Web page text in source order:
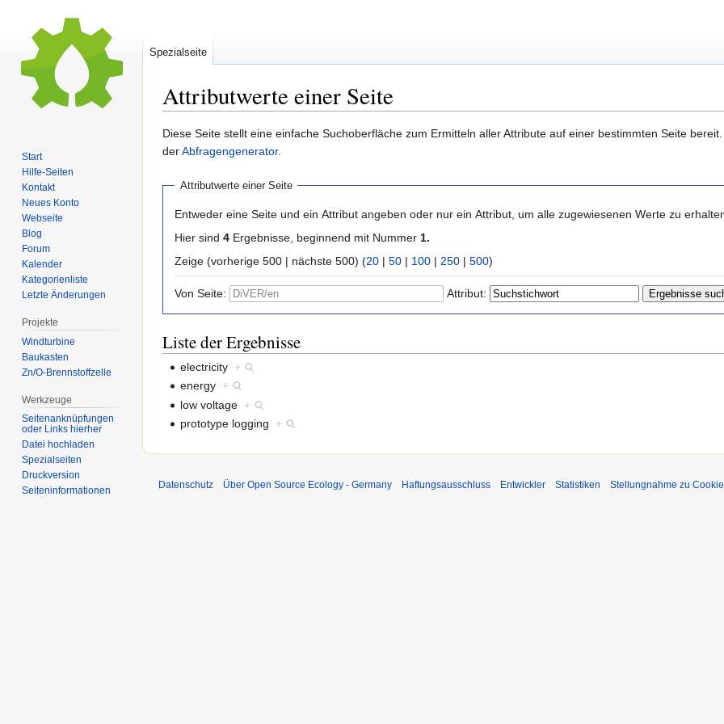
Attributwerte einer Seite
Zur
Navigation
Zur
Suche
Diese Seite stellt eine einfache Suchoberfläche zum Ermitteln aller Attribute auf einer bestimmten Seite
derAbfragengenerator.
Attributwerte einer Seite
Entweder eine Seite und ein Attribut angeben oder nur ein Attribut, um alle zugewiesenen Werte zu
Hier sind 4 Ergebnisse, beginnend mit Nummer 1.
Zeige (vorherige 500 | nächste 500) (20 | 50 | 100 | 250 | 500)
Von Seite: Attribut:
Liste der Ergebnisse
electricity +
energy +
low voltage +
prototype logging +
Spezialseite
Start
Hilfe-Seiten
Kontakt
Neues Konto
Webseite
Blog
Forum
Kalender
Kategorienliste
Letzte Änderungen
Projekte
Windturbine
Baukasten
Zn/O-Brennstoffzelle
Werkzeuge
Seitenanknüpfungen
oder Links hierher
Datei hochladen
Spezialseiten
Druckversion
Seiten­informationen
Datenschutz Über Open Source Ecology - Germany Haftungsausschluss Entwickler Statistiken Stellungnahme zu